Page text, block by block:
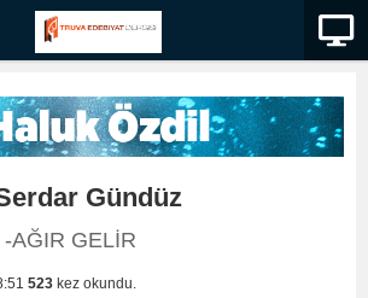
Gündüz
AĞIR GELİR
523 kez okundu.